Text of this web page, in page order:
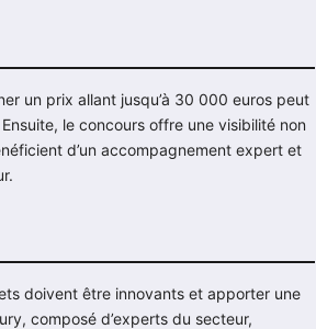
un prix allant jusqu’à 30 000 euros peut
le concours offre une visibilité non
d’un accompagnement expert et
doivent être innovants et apporter une
composé d’experts du secteur,